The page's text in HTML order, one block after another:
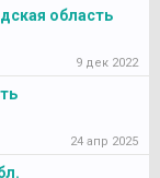
область
9 дек 2022
24 апр 2025